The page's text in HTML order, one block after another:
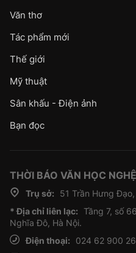
Văn thơ
Tác phẩm mới
Thế giới
Mỹ thuật
Sân khấu - Điện ảnh
Bạn đọc
THỜI BÁO VĂN HỌC
Trụ sở:
51 Trần Hưng
* Địa chỉ liên lạc: Tầng 7, số
Nghĩa Đô, Hà Nội.
Điện thoại:
024 62 900